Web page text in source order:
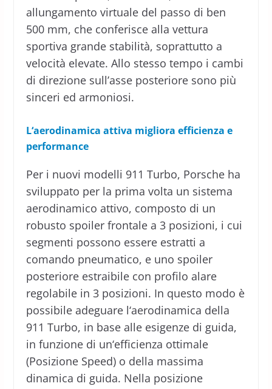
allungamento virtuale del passo di ben
500 mm, che conferisce alla vettura
sportiva grande stabilità, soprattutto a
velocità elevate. Allo stesso tempo i cambi
di direzione sull’asse posteriore sono più
sinceri ed armoniosi.
L‘aerodinamica attiva migliora efficienza e
performance
Per i nuovi modelli 911 Turbo, Porsche ha
sviluppato per la prima volta un sistema
aerodinamico attivo, composto di un
robusto spoiler frontale a 3 posizioni, i cui
segmenti possono essere estratti a
comando pneumatico, e uno spoiler
posteriore estraibile con profilo alare
regolabile in 3 posizioni. In questo modo è
possibile adeguare l‘aerodinamica della
911 Turbo, in base alle esigenze di guida,
in funzione di un‘efficienza ottimale
(Posizione Speed) o della massima
dinamica di guida. Nella posizione